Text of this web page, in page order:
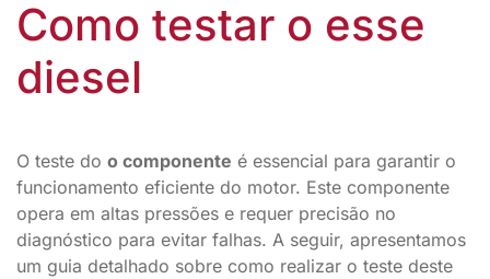
Como testar o esse
diesel
O teste do o componente é essencial para garantir o
funcionamento eficiente do motor. Este componente
opera em altas pressões e requer precisão no
diagnóstico para evitar falhas. A seguir, apresentamos
um guia detalhado sobre como realizar o teste deste